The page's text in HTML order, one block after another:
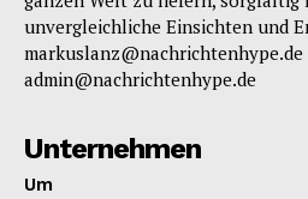
unvergleichliche Einsichten und
markuslanz@nachrichtenhype.de
admin@nachrichtenhype.de
Unternehmen
Um